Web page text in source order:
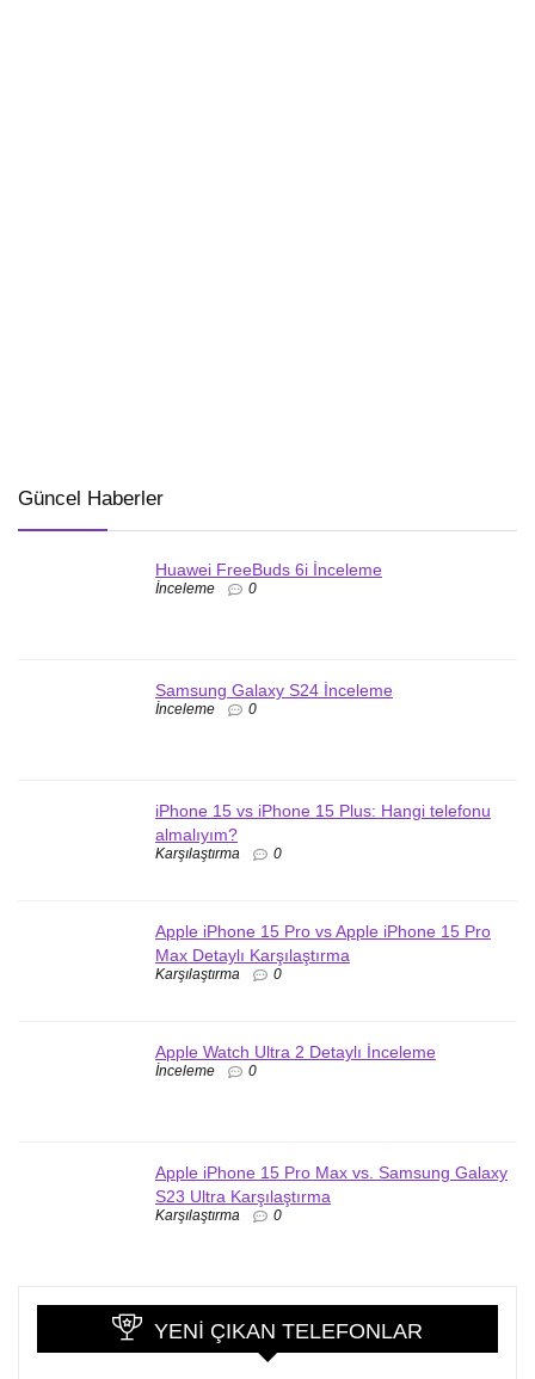
Güncel Haberler
Huawei FreeBuds 6i İnceleme
İnceleme 0
Samsung Galaxy S24 İnceleme
İnceleme 0
iPhone 15 vs iPhone 15 Plus: Hangi telefonu
almalıyım?
Karşılaştırma 0
Apple iPhone 15 Pro vs Apple iPhone 15 Pro
Max Detaylı Karşılaştırma
Karşılaştırma 0
Apple Watch Ultra 2 Detaylı İnceleme
İnceleme 0
Apple iPhone 15 Pro Max vs. Samsung Galaxy
S23 Ultra Karşılaştırma
Karşılaştırma 0
YENI ÇIKAN TELEFONLAR